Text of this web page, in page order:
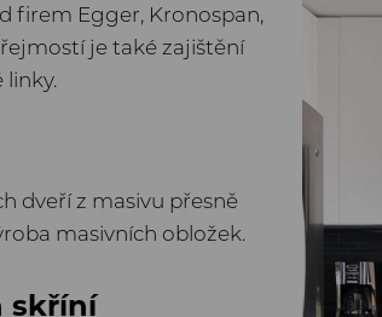
firem Egger, Kronospan,
je také zajištění
dveří z masivu přesně
masivních obložek.
skříní